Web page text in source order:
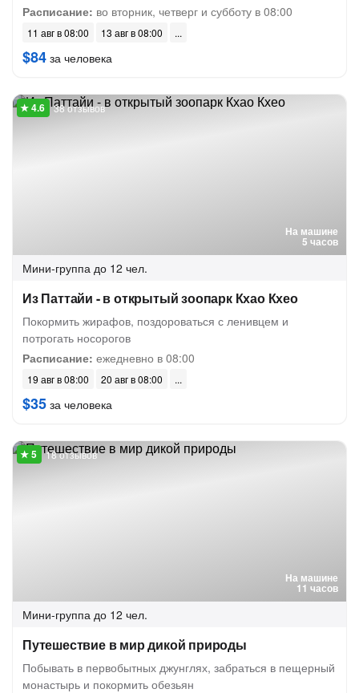
Расписание: во вторник, четверг и субботу в 08:00
11 авг в 08:00 13 авг в 08:00
$84 за человека
На машине
5 часов
38 отзывов
Мини-группа до 12 чел.
Из Паттайи - в открытый зоопарк Кхао Кхео
Покормить жирафов, поздороваться с ленивцем и
потрогать носорогов
Расписание: ежедневно в 08:00
19 авг в 08:00 20 авг в 08:00
$35 за человека
На машине
11 часов
18 отзывов
Мини-группа до 12 чел.
Путешествие в мир дикой природы
Побывать в первобытных джунглях, забраться в пещерный
монастырь и покормить обезьян